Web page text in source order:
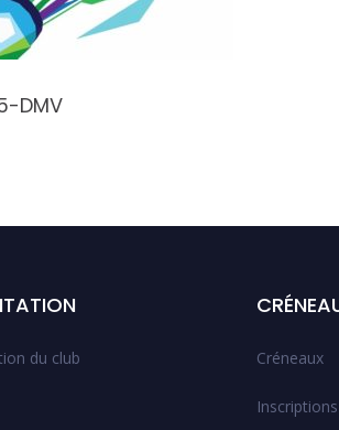
DMV
du club Créneaux
Inscriptions